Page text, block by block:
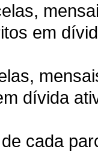
em
dívida
cada